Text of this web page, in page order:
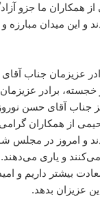
همکاران ما جزو
و این میدان مبارزه
عزیزمان جناب
خجسته، برادر
جناب آقای حسن
از همکاران
و امروز در مجلس
و یاری می‌دهند.
بیشتر داریم و
عزیزان بدهد.